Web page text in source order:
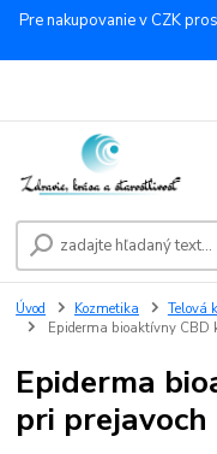
Pre nakupovanie v CZK
Úvod Kozmetika Telová
Epiderma bioaktívny CBD
Epiderma
pri